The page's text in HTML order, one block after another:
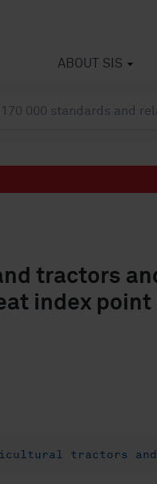
ABOUT SIS
tractors
index point
tractors